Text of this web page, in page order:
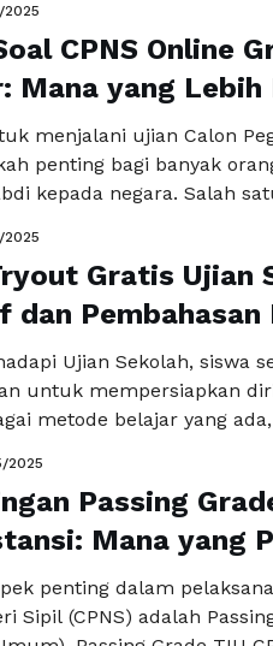
tunjangan, dan
negara. Untuk
dan salah satu cara …
2025
CPNS Online
Mana yang
menjalani ujian Calon
penting bagi banyak
kepada negara. Salah
maju, saat ini
baik yang gratis
… Baca Selengkapnya
2025
Gratis Ujian
dan Pembahasan
Ujian Sekolah, siswa
untuk mempersiapkan
metode belajar yang
platform ini, siswa
interaktif dan
untuk meningkatkan
2025
Passing
Mana yang
penting dalam
Sipil (CPNS) adalah